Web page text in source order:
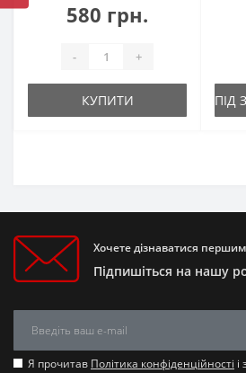
580 грн.
- +
КУПИТИ ПІД
Хочете дізнаватися першим
Підпишіться на нашу
Я прочитав Політика конфіденційності